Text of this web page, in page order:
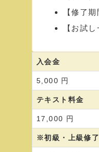
【修了
【お試
入会金
5,000 円
テキスト料金
17,000 円
※初級・上級修